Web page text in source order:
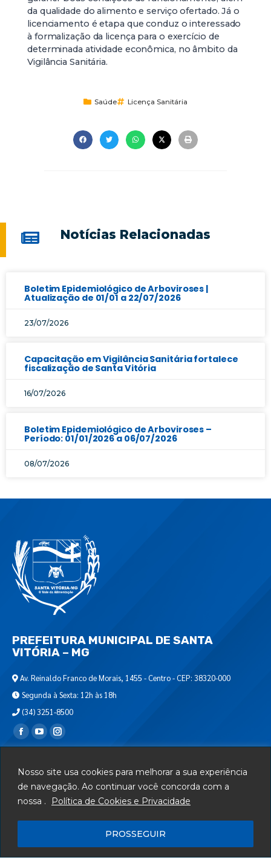
Nosso site usa cookies para melhorar a sua experiência
de navegação. Ao continuar você concorda com a
nossa .
Política de Cookies e Privacidade
PROSSEGUIR
da qualidade do alimento e serviço ofertado. Já o
licenciamento é etapa que conduz o interessado
à formalização da licença para o exercício de
determinada atividade econômica, no âmbito da
Vigilância Sanitária.
Saúde Licença Sanitária
Notícias Relacionadas
Boletim Epidemiológico de Arboviroses |
Atualização de 01/01 a 22/07/2026
23/07/2026
Capacitação em Vigilância Sanitária fortalece
fiscalização de Santa Vitória
16/07/2026
Boletim Epidemiológico de Arboviroses –
Período: 01/01/2026 a 06/07/2026
08/07/2026
PREFEITURA MUNICIPAL DE SANTA
VITÓRIA – MG
Av. Reinaldo Franco de Morais, 1455 - Centro - CEP: 38320-000
Segunda à Sexta: 12h às 18h
(34) 3251-8500
Encontre-nos em:
Departamento de T.I.
Serviços
Mapa do Site